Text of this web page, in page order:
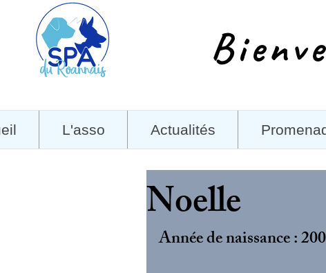
L'asso Actualités
Noelle
Année de naissance :